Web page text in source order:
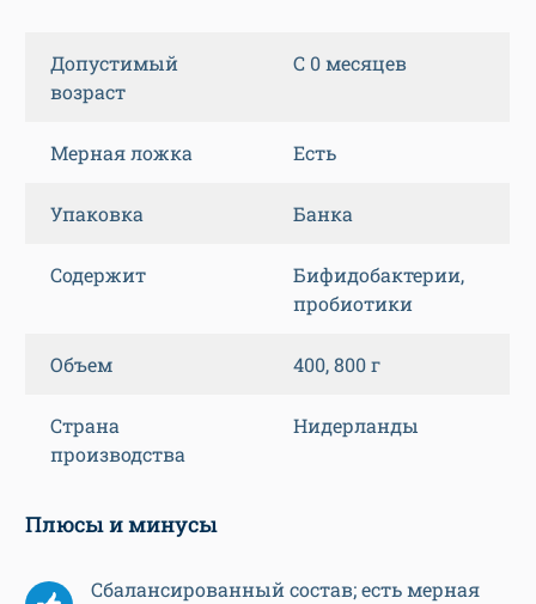
Допустимый
возраст
С 0 месяцев
Мерная ложка Есть
Упаковка Банка
Содержит
Бифидобактерии,
пробиотики
Объем 400, 800 г
Страна
производства
Нидерланды
Плюсы и минусы
Сбалансированный состав; есть мерная